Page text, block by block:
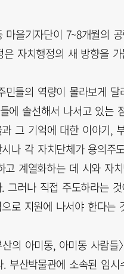
마을기자단이 7~8개월의
자치행정의 새 방향을
들의 역량이 몰라보게
에 솔선해서 나서고 있는
그 기억에 대한 이야기,
나 각 자치단체가 용의주
계열화하는 데 시와 자
러나 직접 주도하라는
로 지원에 나서야 한다는
의 아미동, 아미동 사람
산박물관에 소속된 임